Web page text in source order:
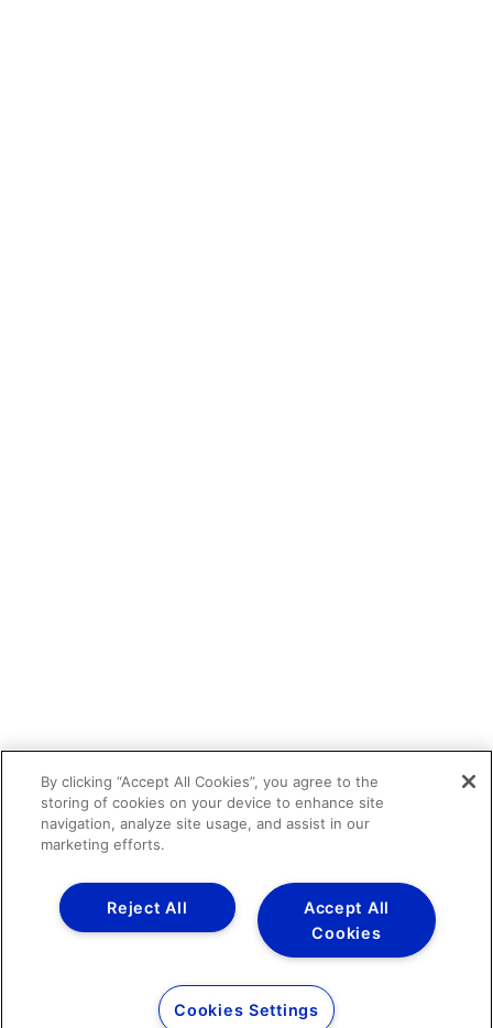
By clicking “Accept All Cookies”, you agree to the
storing of cookies on your device to enhance site
navigation, analyze site usage, and assist in our
marketing efforts.
Accept All
Cookies
Reject All
Cookies Settings